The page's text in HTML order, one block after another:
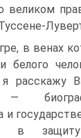
великом
в венах
белого
я расскажу
—
и
в